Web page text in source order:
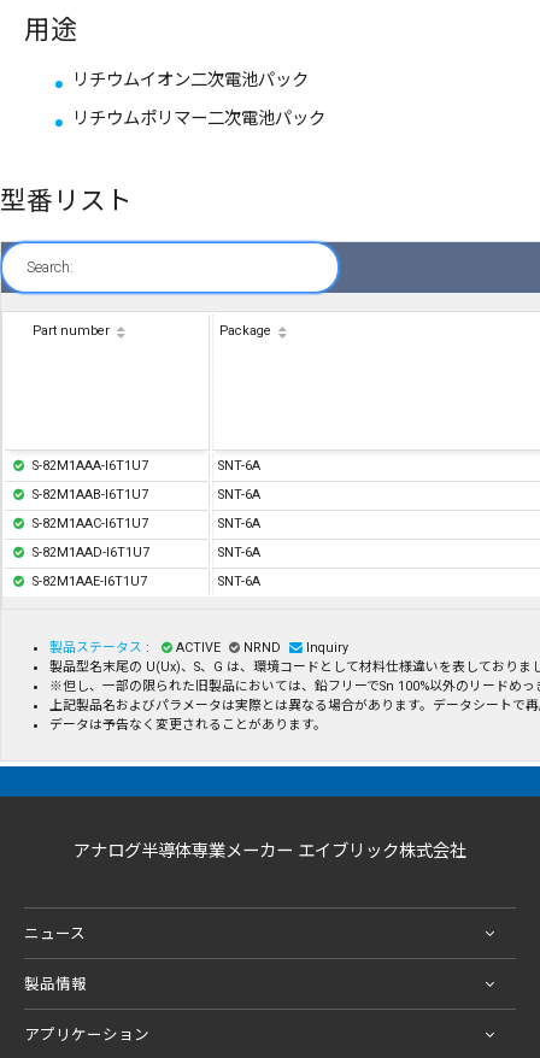
用途
リチウムイオン二次電池パック
リチウムポリマー二次電池パック
型番リスト
Search:
Part number Package
S-82M1AAA-I6T1U7
SNT-6A
S-82M1AAB-I6T1U7
SNT-6A
S-82M1AAC-I6T1U7
SNT-6A
S-82M1AAD-I6T1U7
SNT-6A
S-82M1AAE-I6T1U7
SNT-6A
製品ステータス : ACTIVE NRND
Inquiry
製品型名末尾の U(Ux)、S、G は、環境コードとして材料仕様違いを表しており
※但し、一部の限られた旧製品においては、鉛フリーでSn 100%以外のリードめ
上記製品名およびパラメータは実際とは異なる場合があります。データシートで
データは予告なく変更されることがあります。
アナログ半導体専業メーカー エイブリック株式会社
ニュース
製品情報
アプリケーション